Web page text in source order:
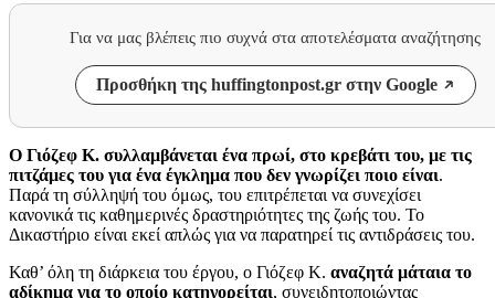
Για να μας βλέπεις πιο συχνά στα αποτελέσματα αναζήτησης
Προσθήκη της huffingtonpost.gr στην Google
Ο Γιόζεφ Κ. συλλαμβάνεται ένα πρωί, στο κρεβάτι του, με τις
πιτζάμες του για ένα έγκλημα που δεν γνωρίζει ποιο είναι.
Παρά τη σύλληψή του όμως, του επιτρέπεται να συνεχίσει
κανονικά τις καθημερινές δραστηριότητες της ζωής του. Το
Δικαστήριο είναι εκεί απλώς για να παρατηρεί τις αντιδράσεις του.
Καθ’ όλη τη διάρκεια του έργου, ο Γιόζεφ Κ. αναζητά μάταια το
αδίκημα για το οποίο κατηγορείται, συνειδητοποιώντας